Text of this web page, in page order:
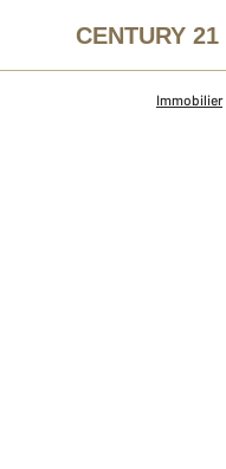
CENTURY 21
Immobilier